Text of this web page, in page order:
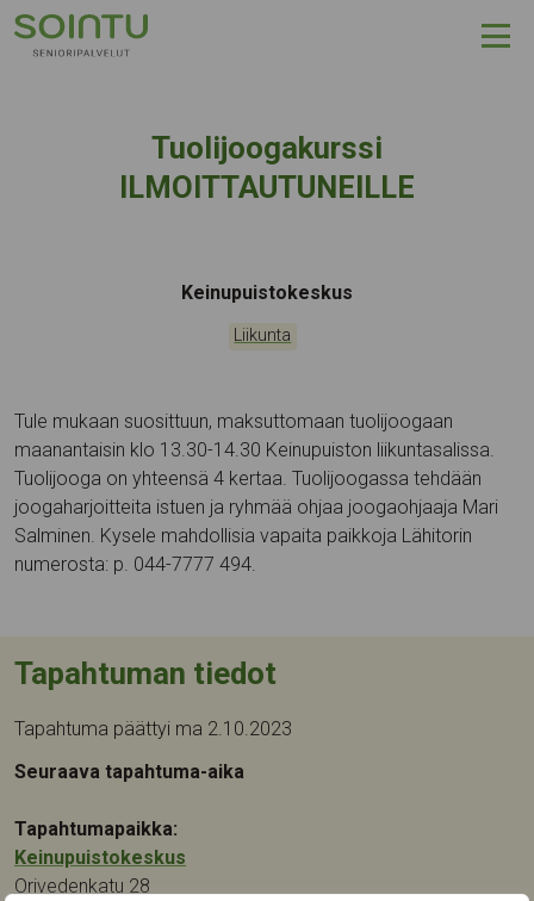
Hyppää sisältöön
Tuolijoogakurssi
ILMOITTAUTUNEILLE
Tapahtumapaikka:
Keinupuistokeskus
Kategoriat:
Liikunta
Tule mukaan suosittuun, maksuttomaan tuolijoogaan
maanantaisin klo 13.30-14.30 Keinupuiston liikuntasalissa.
Tuolijooga on yhteensä 4 kertaa. Tuolijoogassa tehdään
joogaharjoitteita istuen ja ryhmää ohjaa joogaohjaaja Mari
Salminen. Kysele mahdollisia vapaita paikkoja Lähitorin
numerosta: p. 044-7777 494.
Tapahtuman tiedot
Tapahtuma päättyi ma 2.10.2023
Seuraava tapahtuma-aika
Tapahtumapaikka:
Keinupuistokeskus
Orivedenkatu 28